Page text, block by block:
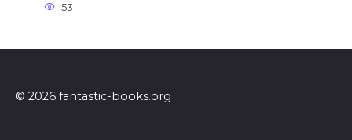
53
© 2026 fantastic-books.org